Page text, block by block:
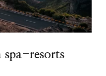
spa-resorts